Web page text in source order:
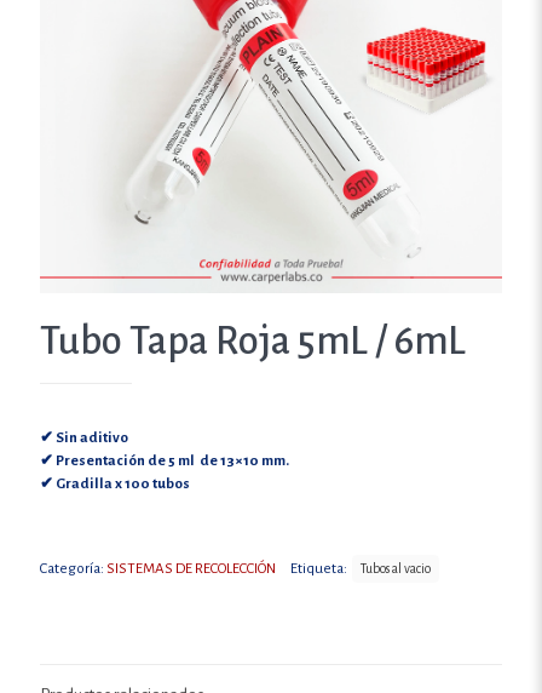
Tubo Tapa Roja 5mL / 6mL
✔ Sin aditivo
✔ Presentación de 5 ml de 13×10 mm.
✔ Gradilla x 100 tubos
Categoría: SISTEMAS DE RECOLECCIÓN Etiqueta: Tubos al vacio